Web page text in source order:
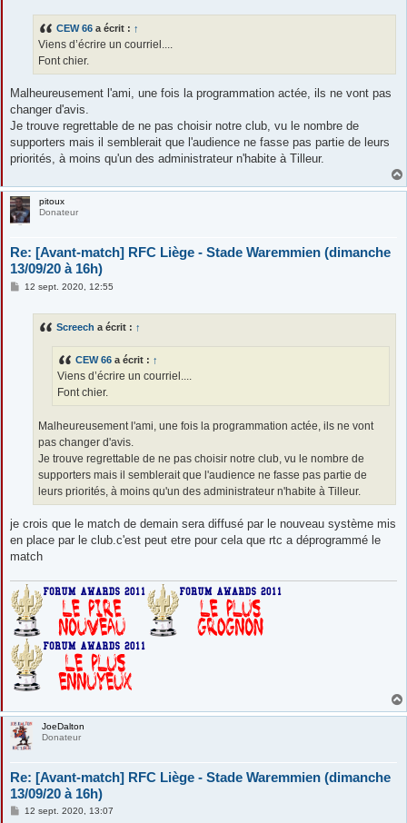
CEW 66 a écrit : ↑
Viens d’écrire un courriel....
Font chier.
Malheureusement l'ami, une fois la programmation actée, ils ne vont pas
changer d'avis.
Je trouve regrettable de ne pas choisir notre club, vu le nombre de
supporters mais il semblerait que l'audience ne fasse pas partie de leurs
priorités, à moins qu'un des administrateur n'habite à Tilleur.
pitoux
Donateur
Re: [Avant-match] RFC Liège - Stade Waremmien (dimanche
13/09/20 à 16h)
M12 sept. 2020, 12:55
Screech a écrit : ↑
CEW 66 a écrit : ↑
Viens d’écrire un courriel....
Font chier.
Malheureusement l'ami, une fois la programmation actée, ils ne vont
pas changer d'avis.
Je trouve regrettable de ne pas choisir notre club, vu le nombre de
supporters mais il semblerait que l'audience ne fasse pas partie de
leurs priorités, à moins qu'un des administrateur n'habite à Tilleur.
je crois que le match de demain sera diffusé par le nouveau système mis
en place par le club.c'est peut etre pour cela que rtc a déprogrammé le
match
JoeDalton
Donateur
Re: [Avant-match] RFC Liège - Stade Waremmien (dimanche
13/09/20 à 16h)
M12 sept. 2020, 13:07